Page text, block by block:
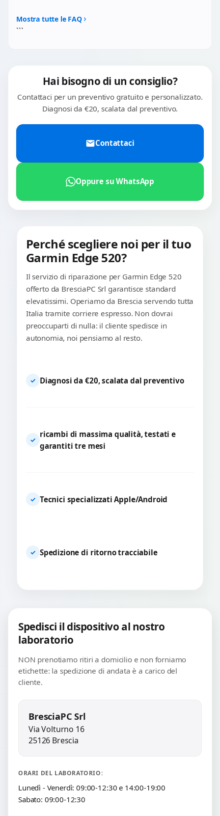
sincronizzare con Garmin Connect, Wahoo App o Strava
prima della riparazione, come precauzione.
garantire il mantenimento dell'impermeabilità IPX7
originale. Le guarnizioni perimetrali sono progettate per
Mostra tutte le FAQ
```
Hai bisogno di un consiglio?
Contattaci per un preventivo gratuito e personalizzato.
Diagnosi da €20, scalata dal preventivo.
Contattaci
Oppure su WhatsApp
Perché scegliere noi per il tuo
Garmin Edge 520?
Il servizio di riparazione per Garmin Edge 520
offerto da BresciaPC Srl garantisce standard
elevatissimi. Operiamo da Brescia servendo tutta
Italia tramite corriere espresso. Non dovrai
preoccuparti di nulla: il cliente spedisce in
autonomia, noi pensiamo al resto.
✓ Diagnosi da €20, scalata dal preventivo
✓
ricambi di massima qualità, testati e
garantiti tre mesi
✓ Tecnici specializzati Apple/Android
✓ Spedizione di ritorno tracciabile
Spedisci il dispositivo al nostro
laboratorio
NON prenotiamo ritiri a domicilio e non forniamo
etichette: la spedizione di andata è a carico del
cliente.
BresciaPC Srl
Via Volturno 16
25126 Brescia
ORARI DEL LABORATORIO:
Lunedì - Venerdì: 09:00-12:30 e 14:00-19:00
Sabato: 09:00-12:30